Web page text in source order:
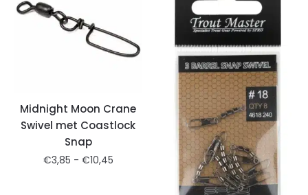
Midnight Moon Crane
Swivel met Coastlock
Snap
€3,85 - €10,45